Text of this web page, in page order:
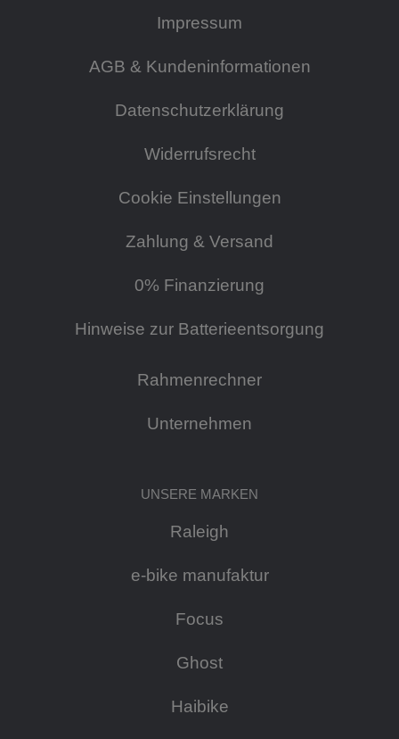
Impressum
AGB & Kundeninformationen
Datenschutzerklärung
Widerrufsrecht
Cookie Einstellungen
Zahlung & Versand
0% Finanzierung
Hinweise zur Batterieentsorgung
Rahmenrechner
Unternehmen
UNSERE MARKEN
Raleigh
e-bike manufaktur
Focus
Ghost
Haibike